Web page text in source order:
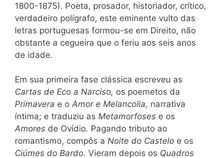
1800-1875). Poeta, prosador, historiador, crítico,
verdadeiro polígrafo, este eminente vulto das
letras portuguesas formou-se em Direito, não
obstante a cegueira que o feriu aos seis anos
de idade.
Em sua primeira fase clássica escreveu as
Cartas de Eco a Narciso, os poemetos da
Primavera e o Amor e Melancolia, narrativa
íntima; e traduziu as Metamorfoses e os
Amores de Ovídio. Pagando tributo ao
romantismo, compôs a Noite do Castelo e os
Ciúmes do Bardo. Vieram depois os Quadros